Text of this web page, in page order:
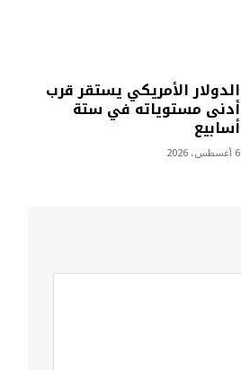
الدولار الأمريكي يستقر قرب
أدنى مستوياته في ستة
أسابيع
6 أغسطس، 2026